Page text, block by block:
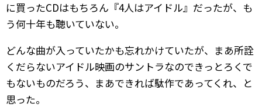
に買ったCDはもちろん『4人はアイドル』だったが、も
う何十年も聴いていない。
どんな曲が入っていたかも忘れかけていたが、まあ所詮
くだらないアイドル映画のサントラなのできっとろくで
もないものだろう、まあできれば駄作であってくれ、と
思った。